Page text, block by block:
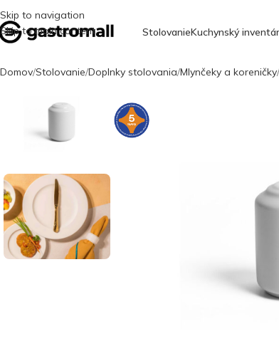
Skip to navigation
Skip to main content
StolovanieKuchynský inventár
Domov Stolovanie Doplnky stolovania Mlynčeky a koreničky